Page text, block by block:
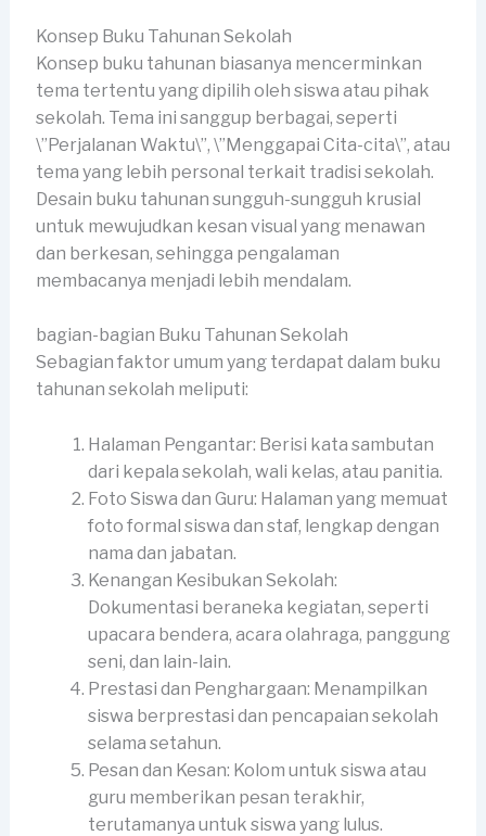
Konsep Buku Tahunan Sekolah
Konsep buku tahunan biasanya mencerminkan
tema tertentu yang dipilih oleh siswa atau pihak
sekolah. Tema ini sanggup berbagai, seperti
\”Perjalanan Waktu\”, \”Menggapai Cita-cita\”, atau
tema yang lebih personal terkait tradisi sekolah.
Desain buku tahunan sungguh-sungguh krusial
untuk mewujudkan kesan visual yang menawan
dan berkesan, sehingga pengalaman
membacanya menjadi lebih mendalam.
bagian-bagian Buku Tahunan Sekolah
Sebagian faktor umum yang terdapat dalam buku
tahunan sekolah meliputi:
Halaman Pengantar: Berisi kata sambutan
dari kepala sekolah, wali kelas, atau panitia.
Foto Siswa dan Guru: Halaman yang memuat
foto formal siswa dan staf, lengkap dengan
nama dan jabatan.
Kenangan Kesibukan Sekolah:
Dokumentasi beraneka kegiatan, seperti
upacara bendera, acara olahraga, panggung
seni, dan lain-lain.
Prestasi dan Penghargaan: Menampilkan
siswa berprestasi dan pencapaian sekolah
selama setahun.
Pesan dan Kesan: Kolom untuk siswa atau
guru memberikan pesan terakhir,
terutamanya untuk siswa yang lulus.